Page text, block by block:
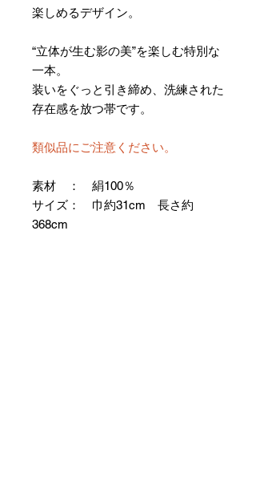
楽しめるデザイン。
“立体が生む影の美”を楽しむ特別な
一本。
装いをぐっと引き締め、洗練された
存在感を放つ帯です。
類似品にご注意ください。
素材 ： 絹100％
サイズ： 巾約31cm 長さ約
368cm